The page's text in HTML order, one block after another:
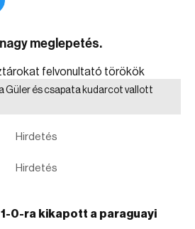
meglepetés.
Güler és csapata kudarcot vallott
Hirdetés
Hirdetés
0-ra kikapott a paraguayi